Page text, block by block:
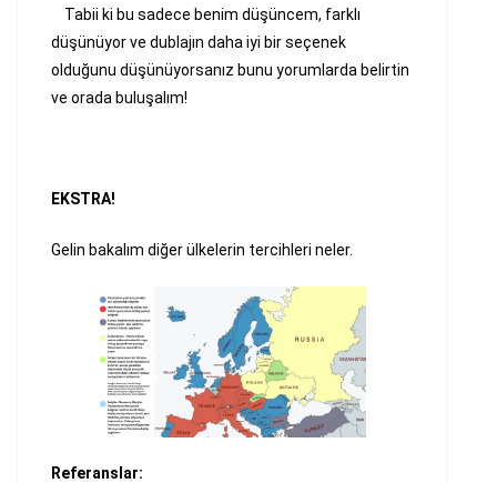
Tabii ki bu sadece benim düşüncem, farklı
düşünüyor ve dublajın daha iyi bir seçenek
olduğunu düşünüyorsanız bunu yorumlarda belirtin
ve orada buluşalım!
EKSTRA!
Gelin bakalım diğer ülkelerin tercihleri neler.
Referanslar: